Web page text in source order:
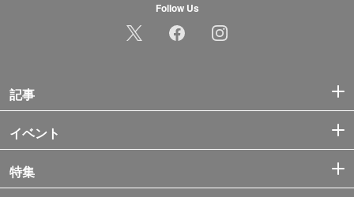
Follow Us
記事
イベント
特集